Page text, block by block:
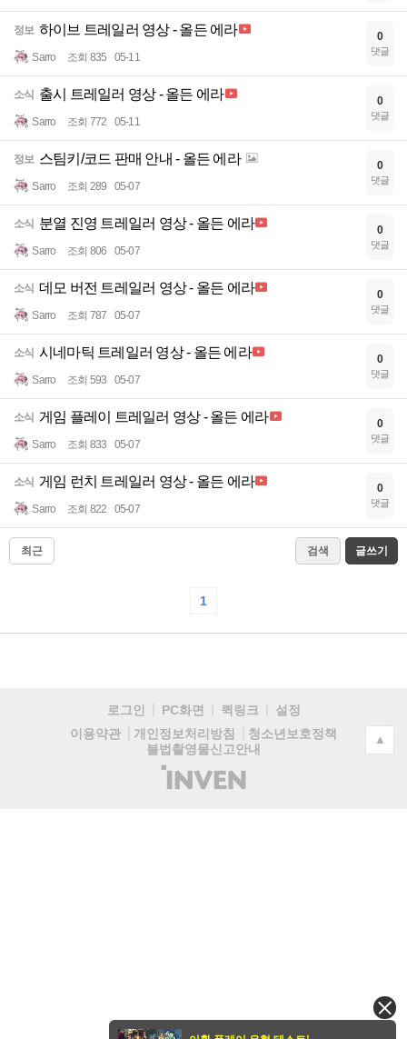
정보 하이브 트레일러 영상 - 올든 에라
Sarro 조회 835 05-11
0
댓글
소식 출시 트레일러 영상 - 올든 에라
Sarro 조회 772 05-11
0
댓글
정보 스팀키/코드 판매 안내 - 올든 에라
Sarro 조회 289 05-07
0
댓글
소식 분열 진영 트레일러 영상 - 올든 에라
Sarro 조회 806 05-07
0
댓글
소식 데모 버전 트레일러 영상 - 올든 에라
Sarro 조회 787 05-07
0
댓글
소식 시네마틱 트레일러 영상 - 올든 에라
Sarro 조회 593 05-07
0
댓글
소식 게임 플레이 트레일러 영상 - 올든 에라
Sarro 조회 833 05-07
0
댓글
소식 게임 런치 트레일러 영상 - 올든 에라
Sarro 조회 822 05-07
0
댓글
최근 검색 글쓰기
1
로그인 PC화면 퀵링크
설정
이용약관
개인정보처리방침
청소년보호정책
불법촬영물신고안내
(주)
인
▲